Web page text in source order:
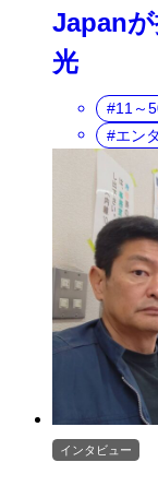
Japan
光
11～
エン
インタビュー